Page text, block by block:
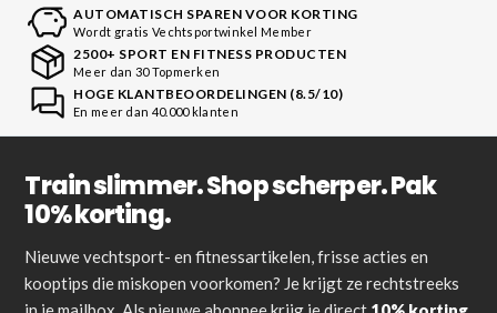
AUTOMATISCH SPAREN VOOR KORTING
Wordt gratis Vechtsportwinkel Member
2500+ SPORT EN FITNESS PRODUCTEN
Meer dan 30 Topmerken
HOGE KLANTBEOORDELINGEN (8.5/10)
En meer dan 40.000 klanten
Train slimmer. Shop scherper. Pak
10% korting.
Nieuwe vechtsport- en fitnessartikelen, frisse acties en
kooptips die miskopen voorkomen? Je krijgt ze rechtstreeks